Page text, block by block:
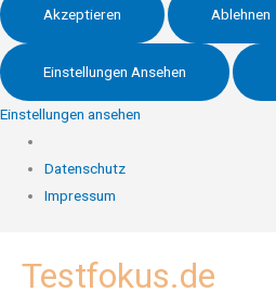
Akzeptieren Ablehnen
Einstellungen Ansehen
Einstellungen ansehen
Datenschutz
Impressum
InhaltTestfokus.de